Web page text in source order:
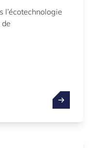
l’écotechnologie